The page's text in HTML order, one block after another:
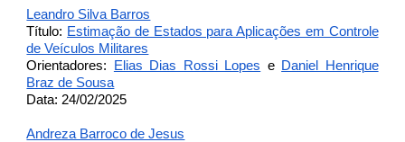
Leandro Silva Barros
Título: Estimação de Estados para Aplicações em Controle
de Veículos Militares
Orientadores:
Elias Dias Rossi Lopes e Daniel Henrique
Braz de Sousa
Data: 24/02/2025
Andreza Barroco de Jesus